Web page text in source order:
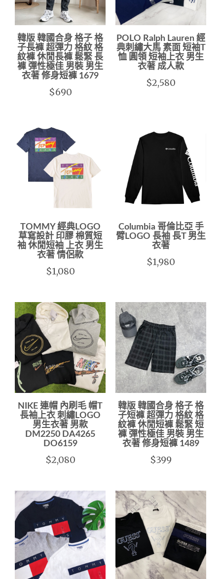
韓版 韓國合身 格子 格
子長褲 超彈力 格紋 格
紋褲 休閒長褲 鬆緊 長
褲 彈性極佳 男裝 男生
衣著 修身短褲 1679
$690
POLO Ralph Lauren 經
典刺繡大馬 素面 短袖T
恤 圓領 短袖上衣 男生
衣著 成人款
$2,580
TOMMY 經典LOGO
草寫設計 印膠 棉質短
袖 休閒短袖 上衣 男生
衣著 情侶款
$1,080
Columbia 哥倫比亞 手
臂LOGO 長袖 長T 男生
衣著
$1,980
NIKE 連帽 內刷毛 帽T
長袖上衣 刺繡LOGO
男生衣著 男款
DM2250 DA4265
DO6159
$2,080
韓版 韓國合身 格子 格
子短褲 超彈力 格紋 格
紋褲 休閒短褲 鬆緊 短
褲 彈性極佳 男裝 男生
衣著 修身短褲 1489
$399